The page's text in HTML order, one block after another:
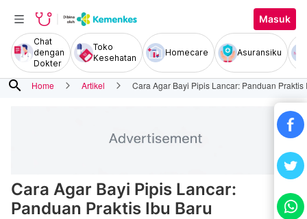
Masuk
Chat
dengan
Dokter
Toko
Kesehatan
Homecare Asuransiku
search Home Artikel Cara Agar Bayi Pipis Lancar: Panduan Praktis
Cara Agar Bayi Pipis Lancar:
Panduan Praktis Ibu Baru